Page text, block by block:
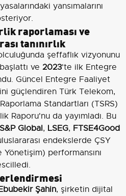
yansımalarını
raporlaması ve
tanınırlık
şeffaflık vizyonunu
ve 2023'te ilk Entegre
Güncel Entegre Faaliyet
güçlendiren Türk Telekom,
Standartları (TSRS)
Raporu'nu da yayımladı. Bu
S&P Global, LSEG, FTSE4Good
endekslerde ÇSY
performansını
Şahin, şirketin dijital